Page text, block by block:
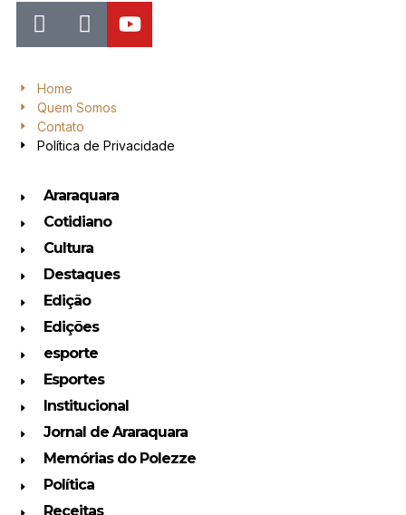
Home
Quem Somos
Contato
Política de Privacidade
Araraquara
Cotidiano
Cultura
Destaques
Edição
Edições
esporte
Esportes
Institucional
Jornal de Araraquara
Memórias do Polezze
Política
Receitas